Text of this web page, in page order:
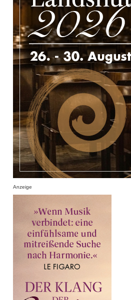
Anzeige